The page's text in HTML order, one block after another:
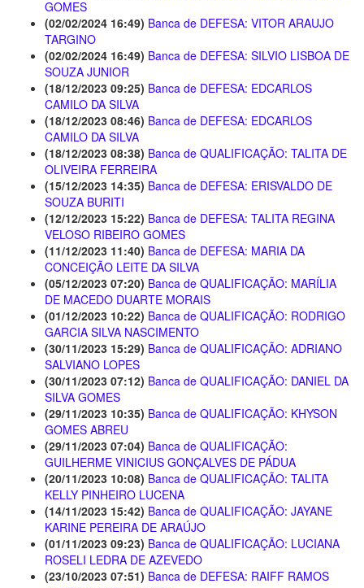
GOMES
(02/02/2024 16:49) Banca de DEFESA: VITOR ARAUJO
TARGINO
(02/02/2024 16:49) Banca de DEFESA: SILVIO LISBOA DE
SOUZA JUNIOR
(18/12/2023 09:25) Banca de DEFESA: EDCARLOS
CAMILO DA SILVA
(18/12/2023 08:46) Banca de DEFESA: EDCARLOS
CAMILO DA SILVA
(18/12/2023 08:38) Banca de QUALIFICAÇÃO: TALITA DE
OLIVEIRA FERREIRA
(15/12/2023 14:35) Banca de DEFESA: ERISVALDO DE
SOUZA BURITI
(12/12/2023 15:22) Banca de DEFESA: TALITA REGINA
VELOSO RIBEIRO GOMES
(11/12/2023 11:40) Banca de DEFESA: MARIA DA
CONCEIÇÃO LEITE DA SILVA
(05/12/2023 07:20) Banca de QUALIFICAÇÃO: MARÍLIA
DE MACEDO DUARTE MORAIS
(01/12/2023 10:22) Banca de QUALIFICAÇÃO: RODRIGO
GARCIA SILVA NASCIMENTO
(30/11/2023 15:29) Banca de QUALIFICAÇÃO: ADRIANO
SALVIANO LOPES
(30/11/2023 07:12) Banca de QUALIFICAÇÃO: DANIEL DA
SILVA GOMES
(29/11/2023 10:35) Banca de QUALIFICAÇÃO: KHYSON
GOMES ABREU
(29/11/2023 07:04) Banca de QUALIFICAÇÃO:
GUILHERME VINICIUS GONÇALVES DE PÁDUA
(20/11/2023 10:08) Banca de QUALIFICAÇÃO: TALITA
KELLY PINHEIRO LUCENA
(14/11/2023 15:42) Banca de QUALIFICAÇÃO: JAYANE
KARINE PEREIRA DE ARAÚJO
(01/11/2023 09:23) Banca de QUALIFICAÇÃO: LUCIANA
ROSELI LEDRA DE AZEVEDO
(23/10/2023 07:51) Banca de DEFESA: RAIFF RAMOS